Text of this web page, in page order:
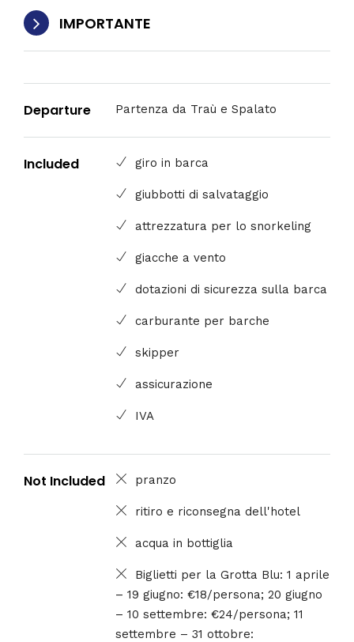
IMPORTANTE
Departure Partenza da Traù e Spalato
Included giro in barca
giubbotti di salvataggio
attrezzatura per lo snorkeling
giacche a vento
dotazioni di sicurezza sulla barca
carburante per barche
skipper
assicurazione
IVA
Not Included pranzo
ritiro e riconsegna dell'hotel
acqua in bottiglia
Biglietti per la Grotta Blu: 1 aprile
– 19 giugno: €18/persona; 20 giugno
– 10 settembre: €24/persona; 11
settembre – 31 ottobre: